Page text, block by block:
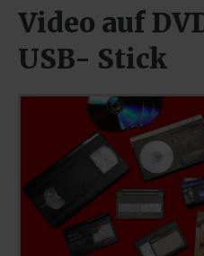
Herstellung von 360° Videos für die
Abhol- und Bringservice für
TORON Server (Up- Downloads)
Login form
Benutzername
Video auf
USB- Stick